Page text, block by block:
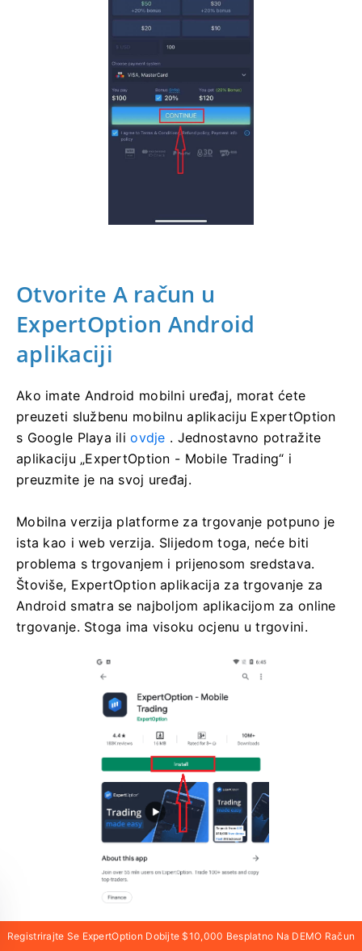
Otvorite A račun u
ExpertOption Android
aplikaciji
Ako imate Android mobilni uređaj, morat ćete
preuzeti službenu mobilnu aplikaciju ExpertOption
s Google Playa iliovdje . Jednostavno potražite
aplikaciju „ExpertOption - Mobile Trading“ i
preuzmite je na svoj uređaj.
Mobilna verzija platforme za trgovanje potpuno je
ista kao i web verzija. Slijedom toga, neće biti
problema s trgovanjem i prijenosom sredstava.
Štoviše, ExpertOption aplikacija za trgovanje za
Android smatra se najboljom aplikacijom za online
trgovanje. Stoga ima visoku ocjenu u trgovini.
Registrirajte Se ExpertOption Dobijte $10,000 Besplatno Na DEMO Račun